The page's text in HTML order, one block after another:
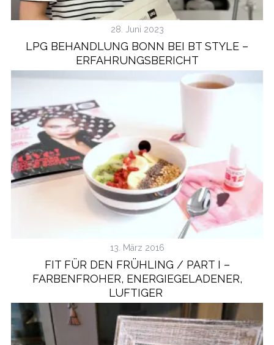
28. Juni 2023
LPG BEHANDLUNG BONN BEI BT STYLE –
ERFAHRUNGSBERICHT
13. März 2016
FIT FÜR DEN FRÜHLING / PART I –
FARBENFROHER, ENERGIEGELADENER,
LUFTIGER